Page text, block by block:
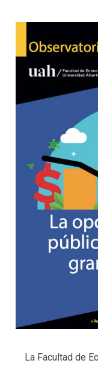
La Facultad de